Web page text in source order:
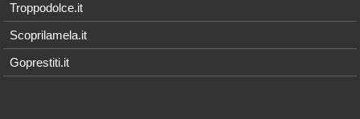
Troppodolce.it
Scoprilamela.it
Goprestiti.it